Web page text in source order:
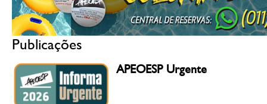
Publicações
APEOESP Urgente